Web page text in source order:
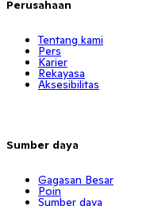
Perusahaan
Tentang kami
Pers
Karier
Rekayasa
Aksesibilitas
Sumber daya
Gagasan Besar
Poin
Sumber daya